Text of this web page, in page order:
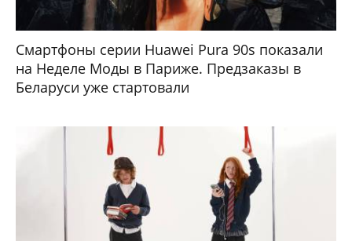
Смартфоны серии Huawei Pura 90s показали
на Неделе Моды в Париже. Предзаказы в
Беларуси уже стартовали